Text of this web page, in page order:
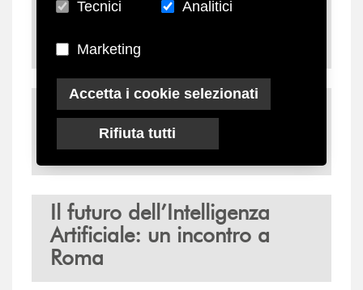
company: una sfida
aziendale
Brand Italia: la
comunicazione per il
rilancio del turismo
Il futuro dell’Intelligenza
Artificiale: un incontro a
Roma
Tecnici Analitici
Marketing
Accetta i cookie selezionati
Rifiuta tutti